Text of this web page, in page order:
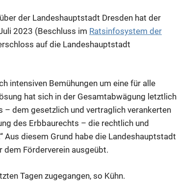
der Landeshauptstadt Dresden hat der
2023 (Beschluss im Ratsinfosystem der
auf die Landeshauptstadt
intensiven Bemühungen um eine für alle
hat sich in der Gesamtabwägung letztlich
– dem gesetzlich und vertraglich verankerten
des Erbbaurechts – die rechtlich und
diesem Grund habe die Landeshauptstadt
dem Förderverein ausgeübt.
Tagen zugegangen, so Kühn.